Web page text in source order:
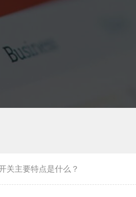
关主要特点是什么？